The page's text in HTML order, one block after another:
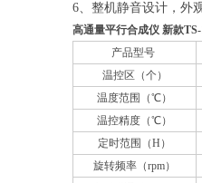
6、 整机静音设计，外
高通量平行合成仪 新款
产品型号
温控区（个）
温度范围（℃）
温控精度（℃）
定时范围（H）
旋转频率（rpm）